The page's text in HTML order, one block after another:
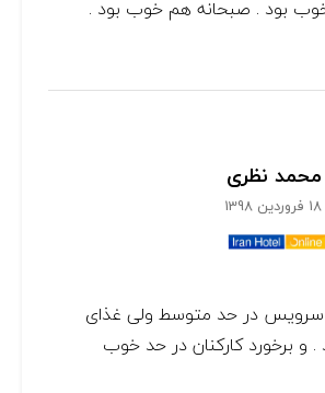
بود . صبحانه هم خوب بود .
محمد نظری
18 فروردین 1398
سرویس در حد متوسط ولی غذای
برخورد کارکنان در حد خوب